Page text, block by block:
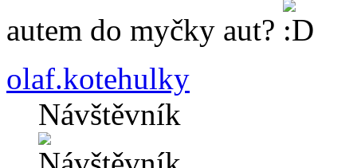
autem do myčky aut?
olaf.kotehulky
Návštěvník